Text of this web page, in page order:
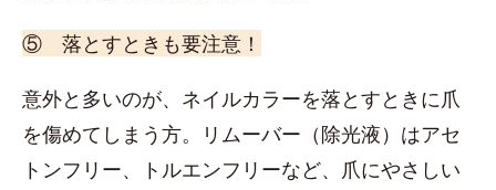
⑤ 落とすときも要注意！
意外と多いのが、ネイルカラーを落とすときに爪
を傷めてしまう方。リムーバー（除光液）はアセ
トンフリー、トルエンフリーなど、爪にやさしい